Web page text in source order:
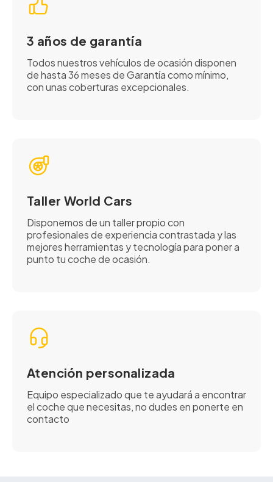
3 años de garantía
Todos nuestros vehículos de ocasión disponen
de hasta 36 meses de Garantía como mínimo,
con unas coberturas excepcionales.
Taller World Cars
Disponemos de un taller propio con
profesionales de experiencia contrastada y las
mejores herramientas y tecnología para poner a
punto tu coche de ocasión.
Atención personalizada
Equipo especializado que te ayudará a encontrar
el coche que necesitas, no dudes en ponerte en
contacto